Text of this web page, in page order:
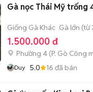
Gà nọc Thái Mỹ trống
Giống Gà Khác Gà lớn (từ
1.500.000 đ
Phường 4 (P. Gò Công
Duy 5.0 16 đã bán